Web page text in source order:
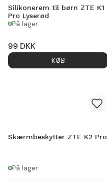
Silikonerem til børn ZTE K1
Pro Lyserød
På lager
99 DKK
KØB
Skærmbeskytter ZTE K2 Pro
På lager